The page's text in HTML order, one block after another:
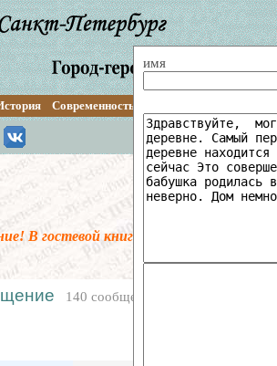
Современность
Поиск по
В гостевой книге введена
имя
140 сообщений